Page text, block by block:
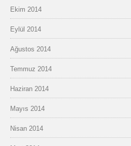
Ekim 2014
Eylül 2014
Ağustos 2014
Temmuz 2014
Haziran 2014
Mayıs 2014
Nisan 2014